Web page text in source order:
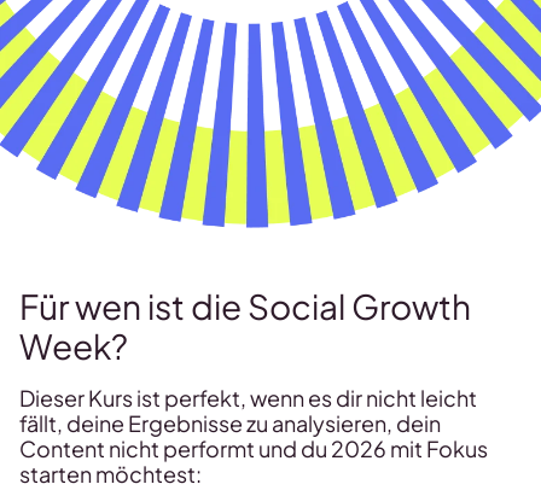
Für wen ist die Social Growth
Week?
Dieser Kurs ist perfekt, wenn es dir nicht leicht
fällt, deine Ergebnisse zu analysieren, dein
Content nicht performt und du 2026 mit Fokus
starten möchtest: